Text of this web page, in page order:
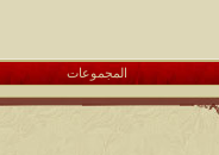
المجموعات